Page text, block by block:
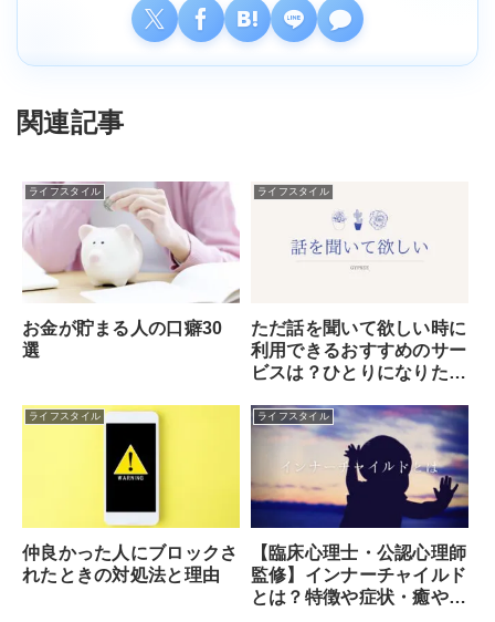
関連記事
ライフスタイル
お金が貯まる人の口癖30
選
ライフスタイル
ただ話を聞いて欲しい時に
利用できるおすすめのサー
ビスは？ひとりになりた
いたいなら電話占い！
ライフスタイル
仲良かった人にブロックさ
れたときの対処法と理由
ライフスタイル
【臨床心理士・公認心理師
監修】インナーチャイルド
とは？特徴や症状・癒やし